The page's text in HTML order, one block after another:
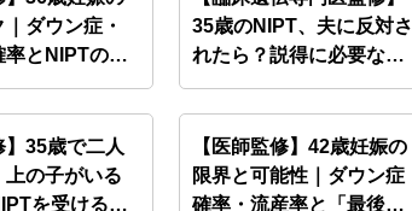
ダウン症・
率とNIPTの…
35歳のNIPT、夫に反対さ
れたら？説得に必要な…
】35歳で二人
上の子がいる
を受ける…
【医師監修】42歳妊娠の
限界と可能性｜ダウン症
確率・流産率と「最後の